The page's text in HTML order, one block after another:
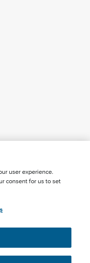
al boletín
user experience.
consent for us to set